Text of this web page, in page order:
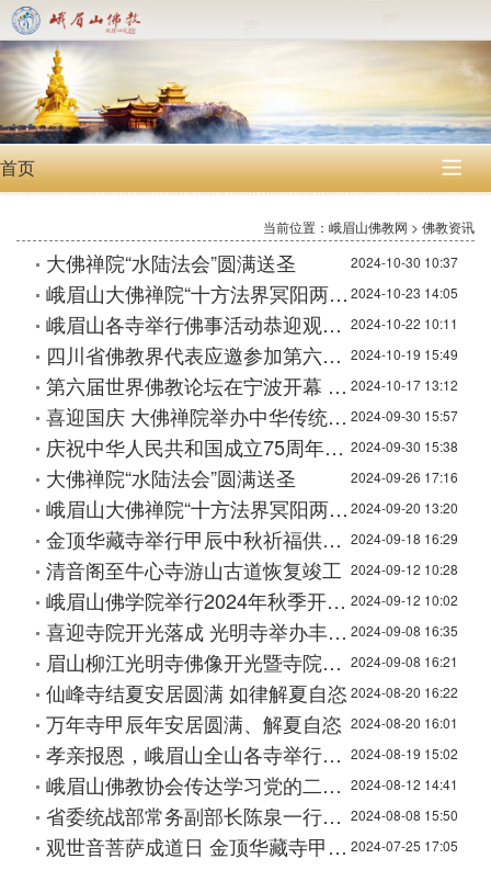
首页 
当前位置：峨眉山佛教网 > 佛教资讯
2024-10-30 10:37
大佛禅院“水陆法会”圆满送圣
2024-10-23 14:05
峨眉山大佛禅院“十方法界冥阳两利水陆普度大斋胜会”洒净开坛
2024-10-22 10:11
峨眉山各寺举行佛事活动恭迎观音菩萨出家吉日
2024-10-19 15:49
四川省佛教界代表应邀参加第六届世界佛教论坛
2024-10-17 13:12
第六届世界佛教论坛在宁波开幕 王沪宁出席开幕式并致辞
2024-09-30 15:57
喜迎国庆 大佛禅院举办中华传统插花艺术展
2024-09-30 15:38
庆祝中华人民共和国成立75周年峨眉山佛教协会及全山各寺举行升国旗仪式
2024-09-26 17:16
大佛禅院“水陆法会”圆满送圣
2024-09-20 13:20
峨眉山大佛禅院“十方法界冥阳两利水陆普度大斋胜会”洒净开坛
2024-09-18 16:29
金顶华藏寺举行甲辰中秋祈福供灯法会
2024-09-12 10:28
清音阁至牛心寺游山古道恢复竣工
2024-09-12 10:02
峨眉山佛学院举行2024年秋季开学典礼
2024-09-08 16:35
喜迎寺院开光落成 光明寺举办丰收节
2024-09-08 16:21
眉山柳江光明寺佛像开光暨寺院落成庆典举行
2024-08-20 16:22
仙峰寺结夏安居圆满 如律解夏自恣
2024-08-20 16:01
万年寺甲辰年安居圆满、解夏自恣
2024-08-19 15:02
孝亲报恩，峨眉山全山各寺举行盂兰盆法会恭迎佛欢喜日
2024-08-12 14:41
峨眉山佛教协会传达学习党的二十届三中全会精神
2024-08-08 15:50
省委统战部常务副部长陈泉一行赴峨眉武术联合总会调研并与峨眉山佛教协会法师们座谈交流
2024-07-25 17:05
观世音菩萨成道日 金顶华藏寺甲辰龙年“水陆”法会圆满送圣